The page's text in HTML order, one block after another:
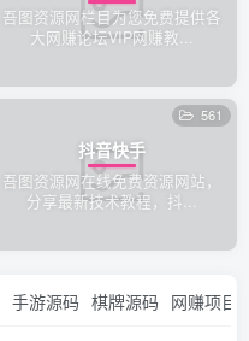
吾图资源网栏目为您免费提供各
大网赚论坛VIP网赚教...
抖音快手
吾图资源网在线免费资源网站，
分享最新技术教程，抖...
561
手游源码 棋牌源码 网赚项目